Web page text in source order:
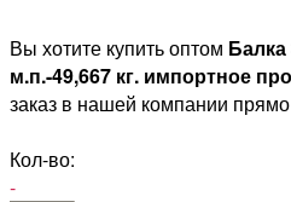
Вы хотите купить оптом Балка
м.п.-49,667 кг. импортное
заказ в нашей компании
Кол-во:
-